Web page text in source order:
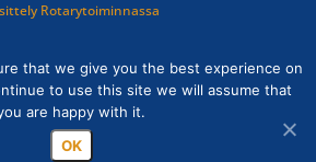
Rotarytoiminnassa
that we give you the best experience on
to use this site we will assume that
are happy with it.
OK